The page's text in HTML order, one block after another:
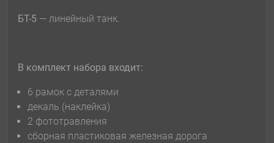
БТ-5 — линейный танк.
В комплект набора входит:
6 рамок с деталями
декаль (наклейка)
2 фототравления
сборная пластиковая железная дорога